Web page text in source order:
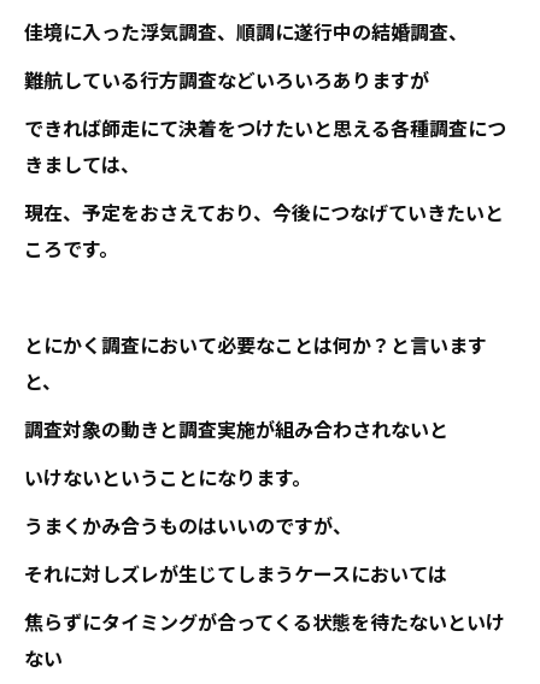
佳境に入った浮気調査、順調に遂行中の結婚調査、
難航している行方調査などいろいろありますが
できれば師走にて決着をつけたいと思える各種調査につ
きましては、
現在、予定をおさえており、今後につなげていきたいと
ころです。
とにかく調査において必要なことは何か？と言います
と、
調査対象の動きと調査実施が組み合わされないと
いけないということになります。
うまくかみ合うものはいいのですが、
それに対しズレが生じてしまうケースにおいては
焦らずにタイミングが合ってくる状態を待たないといけ
ない